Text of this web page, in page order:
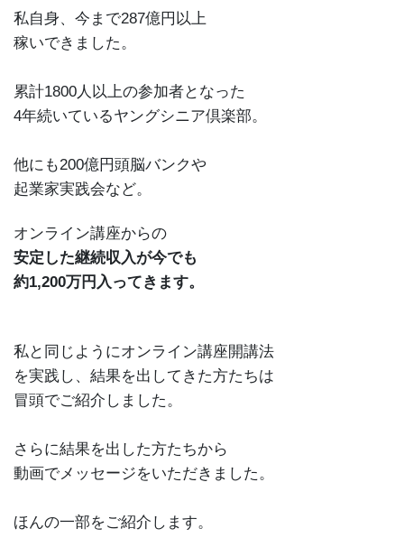
私自身、今まで287億円以上
稼いできました。
累計1800人以上の参加者となった
4年続いているヤングシニア倶楽部。
他にも200億円頭脳バンクや
起業家実践会など。
オンライン講座からの
安定した継続収入が今でも
約1,200万円入ってきます。
私と同じようにオンライン講座開講法
を実践し、結果を出してきた方たちは
冒頭でご紹介しました。
さらに結果を出した方たちから
動画でメッセージをいただきました。
ほんの一部をご紹介します。